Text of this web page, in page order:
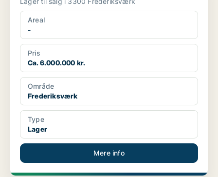
Areal
-
Pris
Ca. 6.000.000 kr.
Område
Frederiksværk
Type
Lager
Mere info